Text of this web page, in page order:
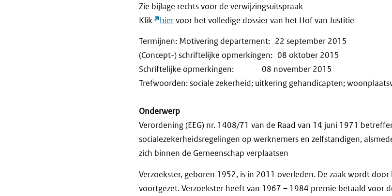
Zie bijlage rechts voor de verwijzingsuitspraak
Klik
hiervoor het volledige dossier van het Hof van Justitie
Termijnen: Motivering departement: 22 september 2015
(Concept-) schriftelijke opmerkingen: 08 oktober 2015
Schriftelijke opmerkingen: 08 november 2015
Trefwoorden: sociale zekerheid; uitkering gehandicapten;
Onderwerp
Verordening (EEG) nr. 1408/71 van de Raad van 14 juni 1971
socialezekerheidsregelingen op werknemers en zelfstandigen,
zich binnen de Gemeenschap verplaatsen
Verzoekster, geboren 1952, is in 2011 overleden. De zaak wordt
voortgezet. Verzoekster heeft van 1967 – 1984 premie betaald voor